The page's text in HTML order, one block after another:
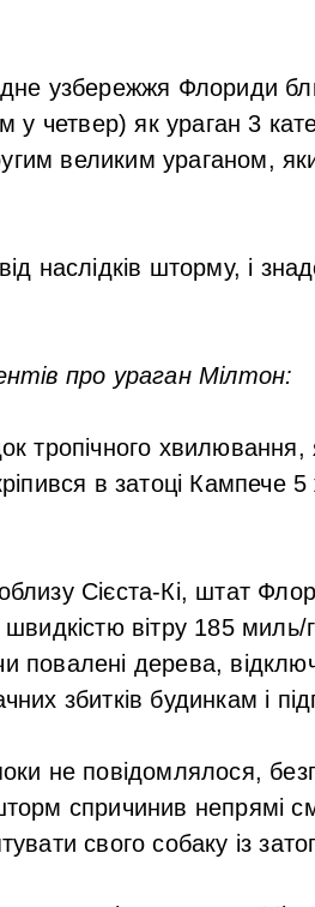
узбережжя Флориди
у четвер) як ураган 3
великим ураганом,
наслідків шторму, і
про ураган Мілтон:
тропічного хвилювання,
в затоці Кампече
Сієста-Кі, штат
вітру 185
дерева,
збитків будинкам і
не повідомлялося,
спричинив непрямі
свого собаку із